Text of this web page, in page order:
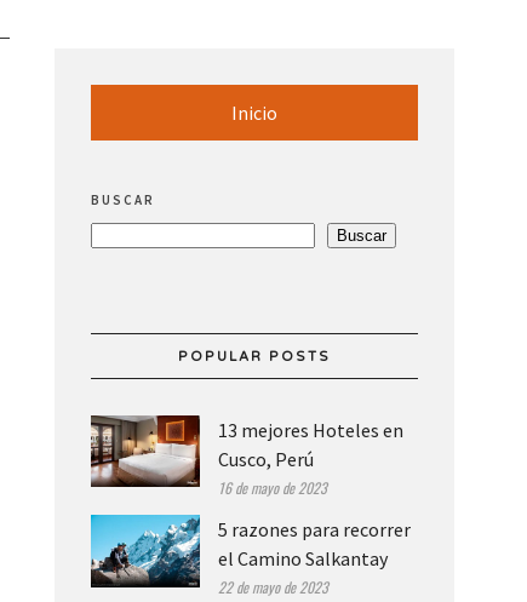
Inicio
BUSCAR
Buscar
POPULAR POSTS
13 mejores Hoteles en
Cusco, Perú
16 de mayo de 2023
5 razones para recorrer
el Camino Salkantay
22 de mayo de 2023